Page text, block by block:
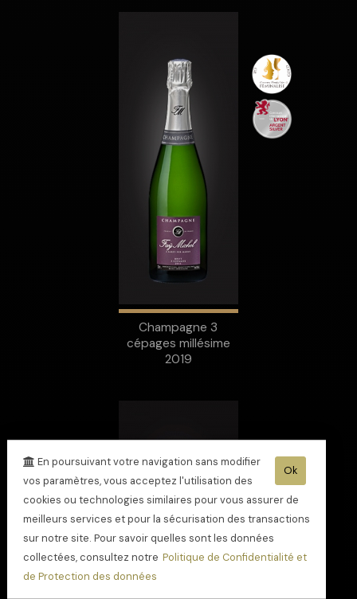
Champagne 3
cépages millésime
2019
Ok
En poursuivant votre navigation sans modifier
vos paramètres, vous acceptez l'utilisation des
cookies ou technologies similaires pour vous assurer de
meilleurs services et pour la sécurisation des transactions
sur notre site. Pour savoir quelles sont les données
collectées, consultez notre Politique de Confidentialité et
de Protection des données